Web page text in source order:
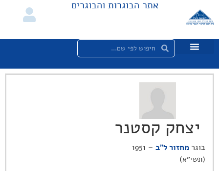
אתר הבוגרות והבוגרים
יצחק קסטנר
בוגר מחזור ל"ב
– 1951
(תשי״א)